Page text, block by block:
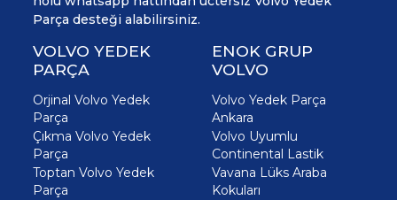
Parça desteği alabilirsiniz.
VOLVO YEDEK
PARÇA
Orjinal Volvo Yedek
Parça
Çıkma Volvo Yedek
Parça
Toptan Volvo Yedek
Parça
ENOK GRUP
VOLVO
Volvo Yedek Parça
Ankara
Volvo Uyumlu
Continental Lastik
Vavana Lüks Araba
Kokuları